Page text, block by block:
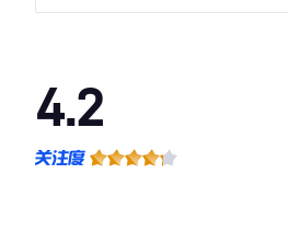
4.2